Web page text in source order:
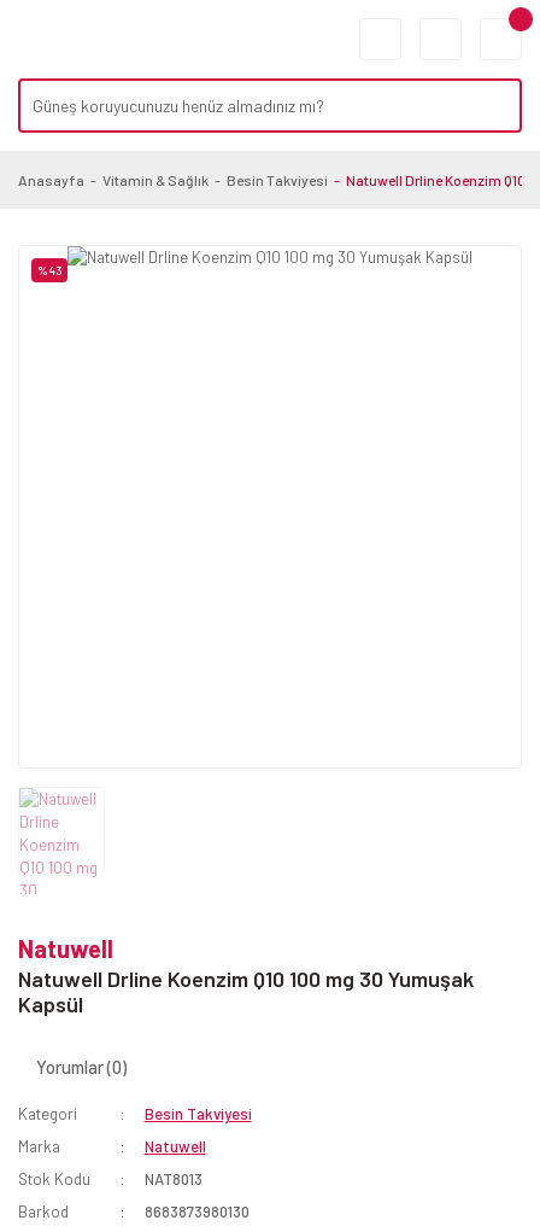
Anasayfa Vitamin & Sağlık Besin Takviyesi Natuwell Drline Koenzim Q10
%43
Natuwell
Natuwell Drline Koenzim Q10 100 mg 30 Yumuşak
Kapsül
Yorumlar (0)
Kategori
Besin Takviyesi
Marka
Natuwell
Stok Kodu
NAT8013
Barkod
8683873980130